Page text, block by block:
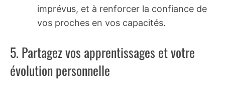
imprévus, et à renforcer la confiance de
vos proches en vos capacités.
5. Partagez vos apprentissages et votre
évolution personnelle